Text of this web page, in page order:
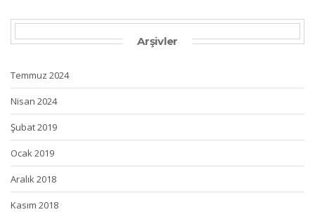
Arşivler
Temmuz 2024
Nisan 2024
Şubat 2019
Ocak 2019
Aralık 2018
Kasım 2018